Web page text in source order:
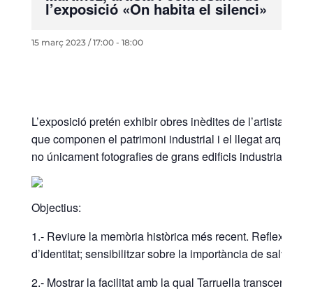
l’exposició «On habita el silenci»
15 març 2023 / 17:00- 18:00
L’exposició pretén exhibir obres inèdites de l’artista
que componen el patrimoni industrial i el llegat
no únicament fotografies de grans edificis industrials,
Objectius:
1.- Reviure la memòria històrica més recent.
d’identitat; sensibilitzar sobre la importància de salvar
2.- Mostrar la facilitat amb la qual Tarruella